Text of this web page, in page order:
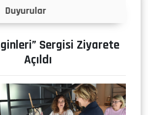
İlanlar
Sergisi Ziyarete
Açıldı